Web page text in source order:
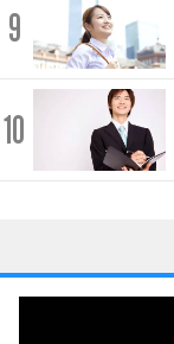
9
10
1